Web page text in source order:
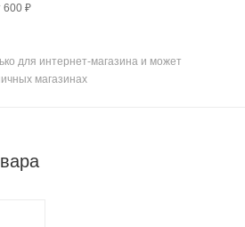
600 ₽
для интернет-магазина и может
магазинах